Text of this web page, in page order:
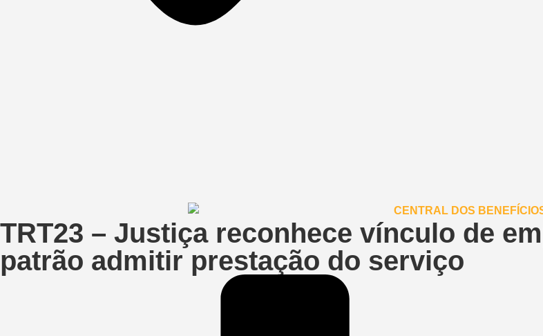
TRT23 – Justiça reconhece vínculo de
patrão admitir prestação do serviço